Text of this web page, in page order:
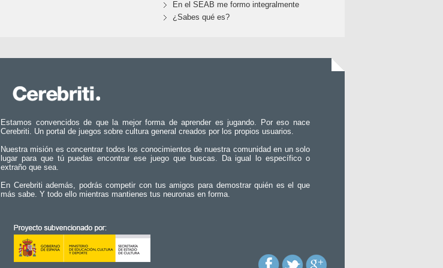
En el SEAB me formo integralmente
¿Sabes qué es?
Estamos convencidos de que la mejor forma de aprender es jugando. Por eso nace
Cerebriti. Un portal de juegos sobre cultura general creados por los propios usuarios.
Nuestra misión es concentrar todos los conocimientos de nuestra comunidad en un solo
lugar para que tú puedas encontrar ese juego que buscas. Da igual lo específico o
extraño que sea.
En Cerebriti además, podrás competir con tus amigos para demostrar quién es el que
más sabe. Y todo ello mientras mantienes tus neuronas en forma.